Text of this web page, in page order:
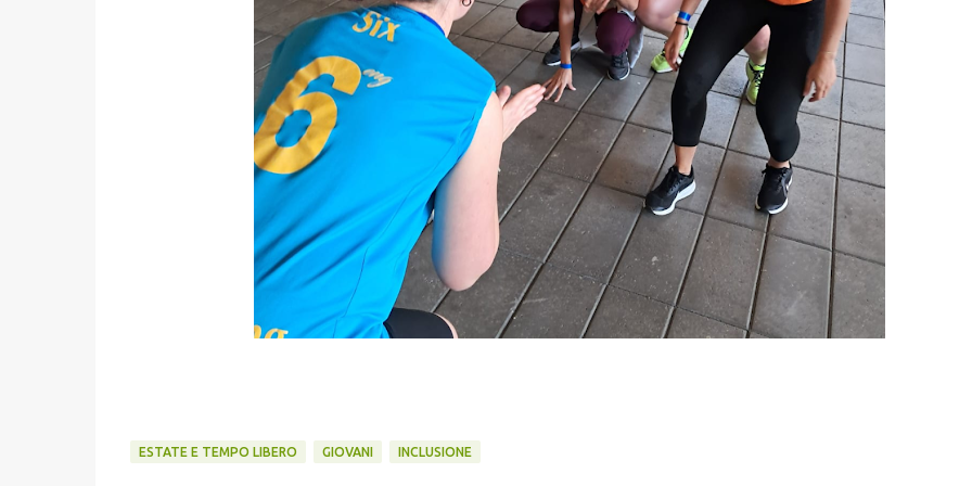
ESTATE E TEMPO LIBERO GIOVANI INCLUSIONE